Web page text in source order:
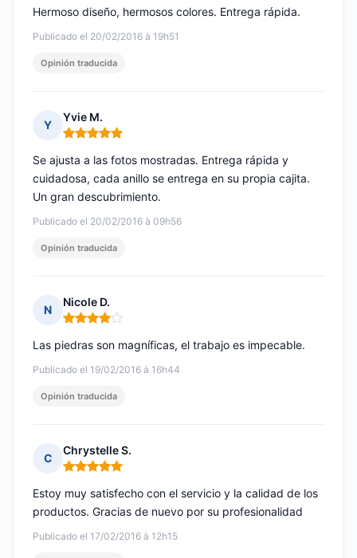
Publicado el 20/02/2016 à 19h51
Hermoso diseño, hermosos colores. Entrega rápida.
Opinión traducida
Y
Yvie M.
Nota: 5 de 5
Publicado el 20/02/2016 à 09h56
Se ajusta a las fotos mostradas. Entrega rápida y
cuidadosa, cada anillo se entrega en su propia cajita.
Un gran descubrimiento.
Opinión traducida
N
Nicole D.
Nota: 4 de 5
Publicado el 19/02/2016 à 16h44
Las piedras son magníficas, el trabajo es impecable.
Opinión traducida
C
Chrystelle S.
Nota: 5 de 5
Publicado el 17/02/2016 à 12h15
Estoy muy satisfecho con el servicio y la calidad de los
productos. Gracias de nuevo por su profesionalidad